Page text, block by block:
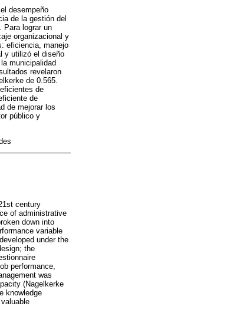
desempeño
de la gestión del
Para lograr un
organizacional y
eficiencia, manejo
y utilizó el diseño
municipalidad
revelaron
de 0.565.
de
de
de mejorar los
público y
century
of administrative
down into
variable
under the
the
performance,
was
(Nagelkerke
knowledge